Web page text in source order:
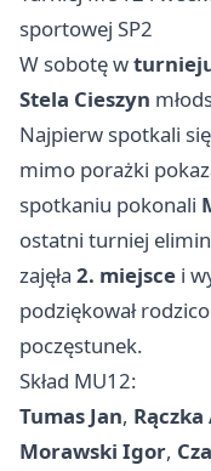
sportowej SP2
W sobotę w
Stela Cieszyn
Najpierw spotkali
mimo porażki
spotkaniu pokonali
ostatni turniej
zajęła 2. miejsce i
podziękował
poczęstunek.
Skład MU12:
Tumas Jan,
Morawski Igor,